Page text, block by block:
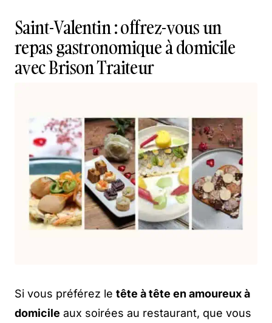
Saint-Valentin : offrez-vous un
repas gastronomique à domicile
avec Brison Traiteur
Si vous préférez le tête à tête en amoureux à
domicile aux soirées au restaurant, que vous